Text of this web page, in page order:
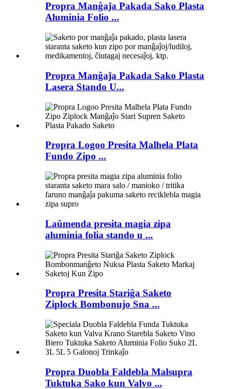
Propra Manĝaĵa Pakada Sako Plasta
Aluminia Folio ...
Propra Manĝaĵa Pakada Sako Plasta
Lasera Stando U...
Propra Logoo Presita Malhela Plata
Fundo Zipo ...
Laŭmenda presita magia zipa
aluminia folia stando u ...
Propra Presita Stariĝa Saketo
Ziplock Bombonujo Sna ...
Propra Duobla Faldebla Malsupra
Tuktuka Sako kun Valvo ...